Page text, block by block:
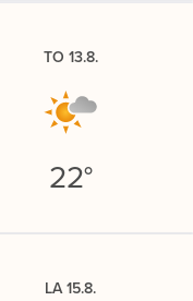
TO 13.8.
22°
LA 15.8.